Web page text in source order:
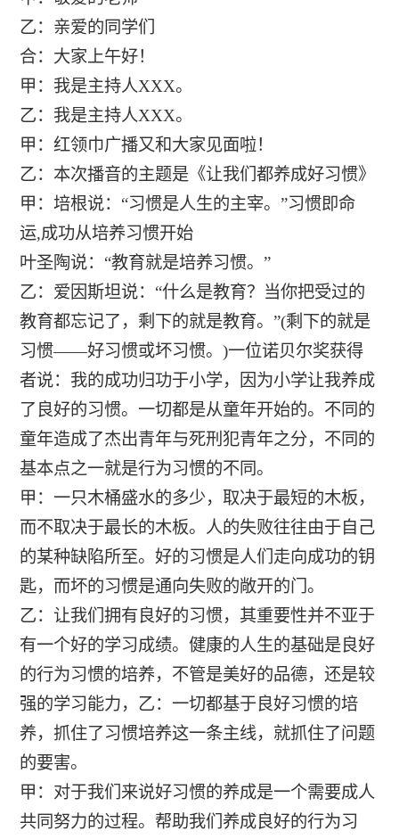
乙：亲爱的同学们
合：大家上午好！
甲：我是主持人XXX。
乙：我是主持人XXX。
甲：红领巾广播又和大家见面啦！
乙：本次播音的主题是《让我们都养成好习惯》
甲：培根说：“习惯是人生的主宰。”习惯即命
运,成功从培养习惯开始
叶圣陶说：“教育就是培养习惯。”
乙：爱因斯坦说：“什么是教育？当你把受过的
教育都忘记了，剩下的就是教育。”(剩下的就是
习惯――好习惯或坏习惯。)一位诺贝尔奖获得
者说：我的成功归功于小学，因为小学让我养成
了良好的习惯。一切都是从童年开始的。不同的
童年造成了杰出青年与死刑犯青年之分，不同的
基本点之一就是行为习惯的不同。
甲：一只木桶盛水的多少，取决于最短的木板，
而不取决于最长的木板。人的失败往往由于自己
的某种缺陷所至。好的习惯是人们走向成功的钥
匙，而坏的习惯是通向失败的敞开的门。
乙：让我们拥有良好的习惯，其重要性并不亚于
有一个好的学习成绩。健康的人生的基础是良好
的行为习惯的培养，不管是美好的品德，还是较
强的学习能力，乙：一切都基于良好习惯的培
养，抓住了习惯培养这一条主线，就抓住了问题
的要害。
甲：对于我们来说好习惯的养成是一个需要成人
共同努力的过程。帮助我们养成良好的行为习